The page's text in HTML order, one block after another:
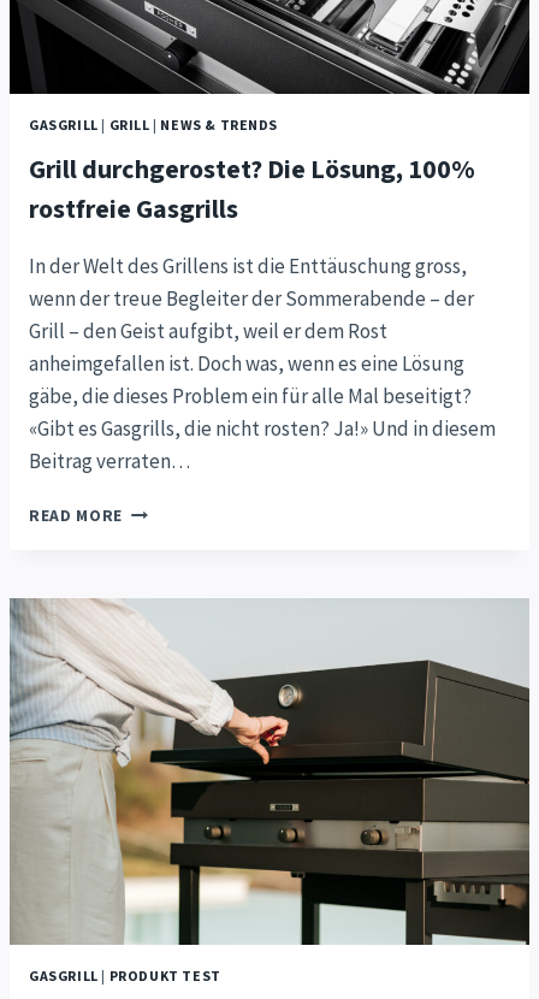
GASGRILL | GRILL | NEWS & TRENDS
Grill durchgerostet? Die Lösung, 100%
rostfreie Gasgrills
In der Welt des Grillens ist die Enttäuschung gross,
wenn der treue Begleiter der Sommerabende – der
Grill – den Geist aufgibt, weil er dem Rost
anheimgefallen ist. Doch was, wenn es eine Lösung
gäbe, die dieses Problem ein für alle Mal beseitigt?
«Gibt es Gasgrills, die nicht rosten? Ja!» Und in diesem
Beitrag verraten…
READ MORE GRILL
100%
ROSTFREIE
GASGRILLS
GASGRILL | PRODUKT TEST